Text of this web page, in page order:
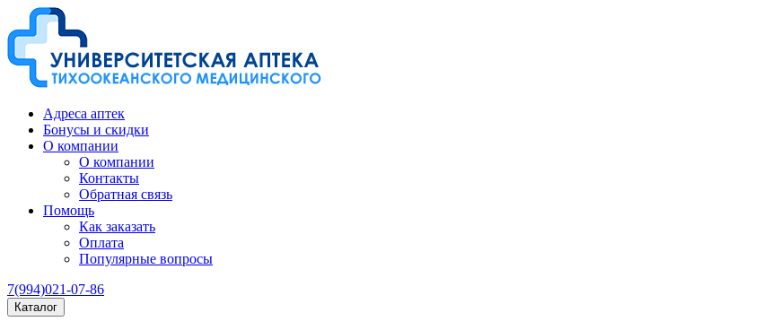
Адреса аптек
Бонусы и скидки
О компании
О компании
Контакты
Обратная связь
Помощь
Как заказать
Оплата
Популярные вопросы
7(994)021-07-86
Каталог